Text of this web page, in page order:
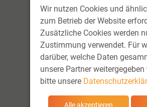
Wir nutzen Cookies und
zum Betrieb der Website
Zusätzliche Cookies werden
Zustimmung verwendet. Für
darüber, welche Daten
unsere Partner weitergegeben
bitte unsere
Alle akzeptieren